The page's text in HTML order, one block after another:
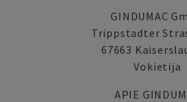
GINDUMAC
Trippstadter
67663
Vokietija
APIE